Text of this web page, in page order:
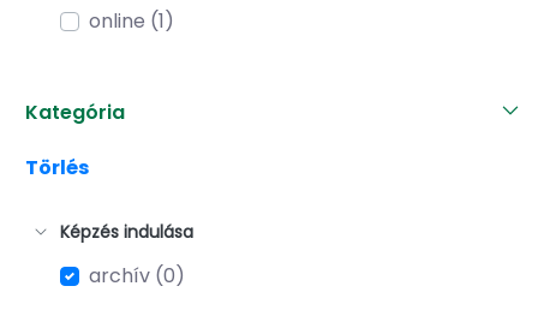
online (1)
Kategória
Törlés
Képzés indulása
archív (0)